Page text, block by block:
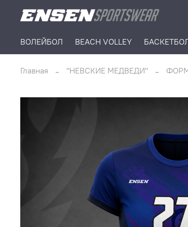
ВОЛЕЙБОЛ BEACH VOLLEY
Главная "НЕВСКИЕ МЕДВЕДИ"